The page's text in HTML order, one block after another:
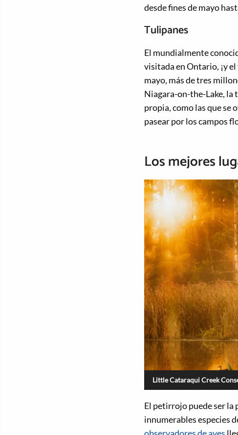
desde fines de mayo
Tulipanes
El mundialmente
visitada en Ontario, ¡y
mayo, más de tres
Niagara-on-the-Lake, la
propia, como las que se
pasear por los campos
Los mejores
Little Cataraqui Creek
El petirrojo puede ser la
innumerables especies